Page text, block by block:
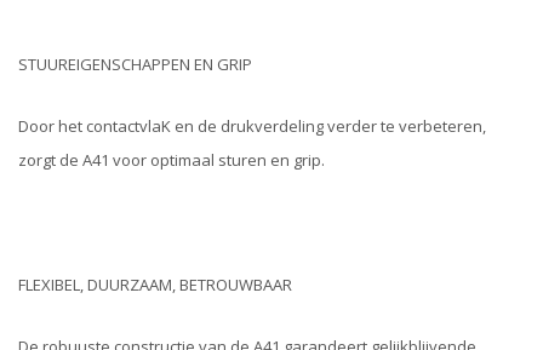
STUUREIGENSCHAPPEN EN GRIP
Door het contactvlaK en de drukverdeling verder te verbeteren,
zorgt de A41 voor optimaal sturen en grip.
FLEXIBEL, DUURZAAM, BETROUWBAAR